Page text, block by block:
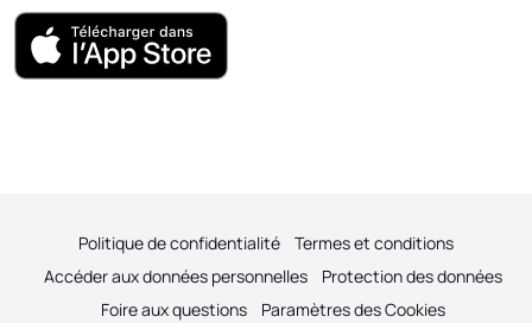
Politique de confidentialité
Termes et conditions
Accéder aux données personnelles
Protection des données
Foire aux questions
Paramètres des Cookies